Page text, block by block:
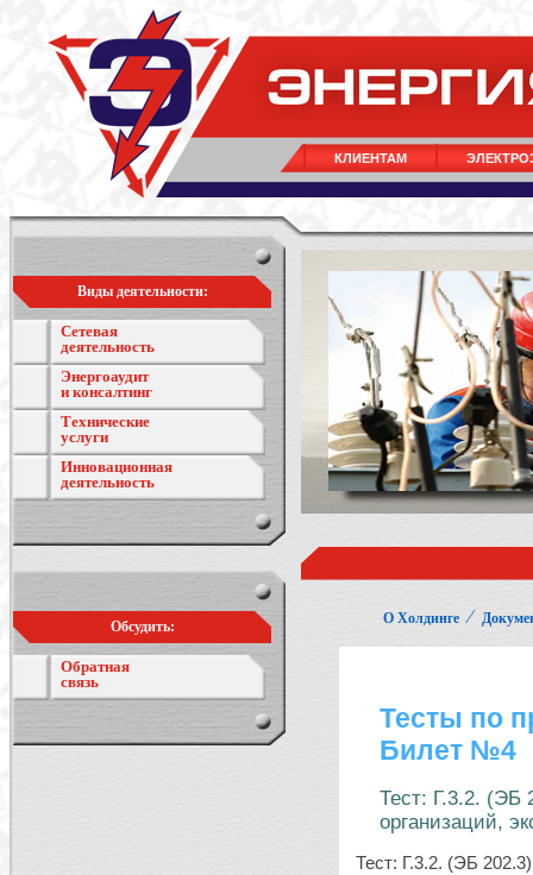
КЛИЕНТАМ
Виды деятельности:
Сетевая
деятельность
Энергоаудит
и консалтинг
Технические
услуги
Инновационная
деятельность
Обсудить:
Обратная
связь
О Холдинге ⁄